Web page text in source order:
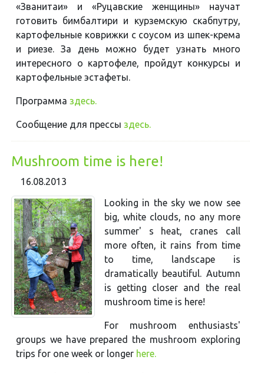
«Званитаи» и «Руцавские женщины» научат
готовить бимбалтири и курземскую скабпутру,
картофельные коврижки с соусом из шпек-крема
и риезе. За день можно будет узнать много
интересного о картофеле, пройдут конкурсы и
картофельные эстафеты.
Программаздесь.
Сообщение для прессыздесь.
Mushroom time is here!
16.08.2013
Looking in the sky we now see
big, white clouds, no any more
summer' s heat, cranes call
more often, it rains from time
to time, landscape is
dramatically beautiful. Autumn
is getting closer and the real
mushroom time is here!
For mushroom enthusiasts'
groups we have prepared the mushroom exploring
trips for one week or longer here.